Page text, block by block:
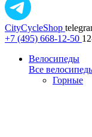
CityCycleShop
+7 (495) 668-12-50
Велосипеды
Все
Горные